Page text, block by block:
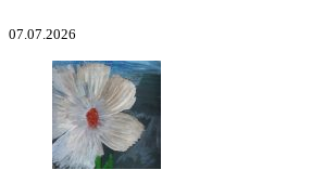
07.07.2026